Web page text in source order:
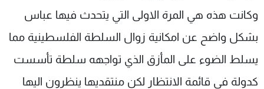
وكانت هذه هي المرة الاولى التي يتحدث فيها عباس
بشكل واضح عن امكانية زوال السلطة الفلسطينية مما
يسلط الضوء على المأزق الذي تواجهه سلطة تأسست
كدولة في قائمة الانتظار لكن منتقديها ينظرون اليها